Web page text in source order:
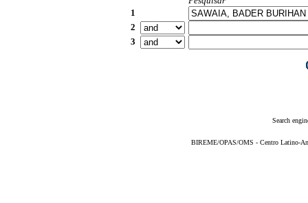
1
2
3
Search
BIREME/OPAS/OMS - Centro Latino-